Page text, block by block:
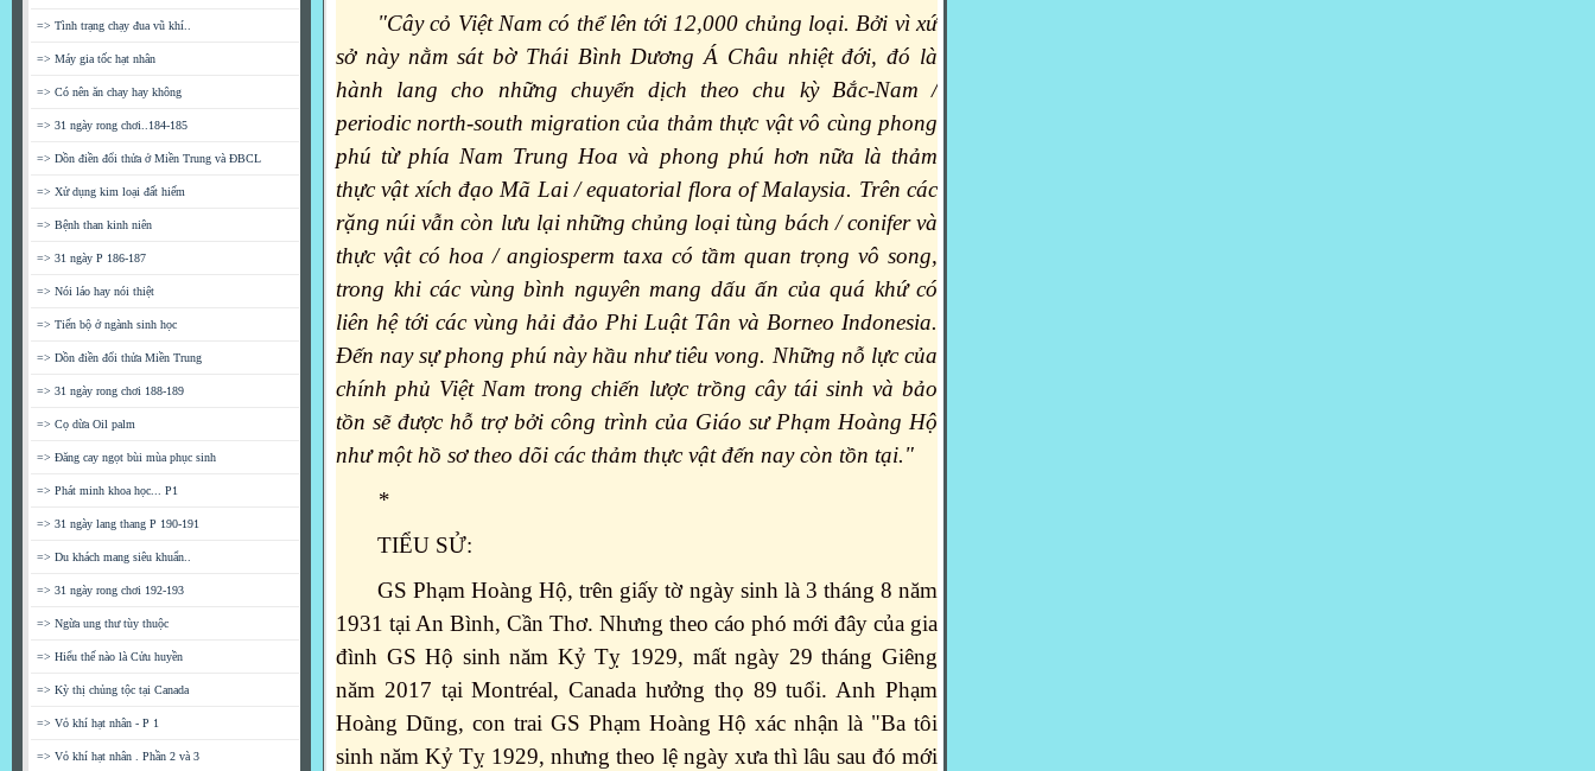
=> Tình trạng chạy đua vũ khí..
=> Máy gia tốc hạt nhân
=> Có nên ăn chay hay không
=> 31 ngày rong chơi..184-185
=> Dồn điền đổi thửa ở Miền Trung và ĐBCL
=> Xử dụng kim loại đất hiếm
=> Bệnh than kinh niên
=> 31 ngày P 186-187
=> Nói láo hay nói thiệt
=> Tiến bộ ở ngành sinh học
=> Dồn điền đổi thửa Miền Trung
=> 31 ngày rong chơi 188-189
=> Cọ dừa Oil palm
=> Đăng cay ngọt bùi mùa phục sinh
=> Phát minh khoa học... P1
=> 31 ngày lang thang P 190-191
=> Du khách mang siêu khuẩn..
=> 31 ngày rong chơi 192-193
=> Ngừa ung thư tùy thuộc
=> Hiểu thế nào là Cửu huyền
=> Kỳ thị chủng tộc tại Canada
=> Vỏ khí hạt nhân - P 1
=> Vỏ khí hạt nhân . Phần 2 và 3
"Cây cỏ Việt Nam có thể lên tới 12,000 chủng loại. Bởi vì xứ
sở này nằm sát bờ Thái Bình Dương Á Châu nhiệt đới, đó là
hành lang cho những chuyển dịch theo chu kỳ Bắc-Nam /
periodic north-south migration của thảm thực vật vô cùng phong
phú từ phía Nam Trung Hoa và phong phú hơn nữa là thảm
thực vật xích đạo Mã Lai / equatorial flora of Malaysia. Trên các
rặng núi vẫn còn lưu lại những chủng loại tùng bách / conifer và
thực vật có hoa / angiosperm taxa có tầm quan trọng vô song,
trong khi các vùng bình nguyên mang dấu ấn của quá khứ có
liên hệ tới các vùng hải đảo Phi Luật Tân và Borneo Indonesia.
Đến nay sự phong phú này hầu như tiêu vong. Những nỗ lực của
chính phủ Việt Nam trong chiến lược trồng cây tái sinh và bảo
tồn sẽ được hỗ trợ bởi công trình của Giáo sư Phạm Hoàng Hộ
như một hồ sơ theo dõi các thảm thực vật đến nay còn tồn tại."
*
TIỂU SỬ:
GS Phạm Hoàng Hộ, trên giấy tờ ngày sinh là 3 tháng 8 năm
1931 tại An Bình, Cần Thơ. Nhưng theo cáo phó mới đây của gia
đình GS Hộ sinh năm Kỷ Tỵ 1929, mất ngày 29 tháng Giêng
năm 2017 tại Montréal, Canada hưởng thọ 89 tuổi. Anh Phạm
Hoàng Dũng, con trai GS Phạm Hoàng Hộ xác nhận là "Ba tôi
sinh năm Kỷ Tỵ 1929, nhưng theo lệ ngày xưa thì lâu sau đó mới